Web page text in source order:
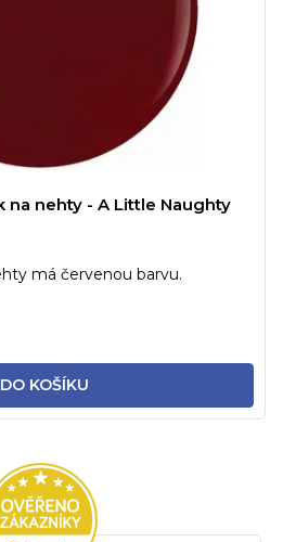
na nehty - A Little Naughty
DO KOŠÍKU
má červenou barvu.